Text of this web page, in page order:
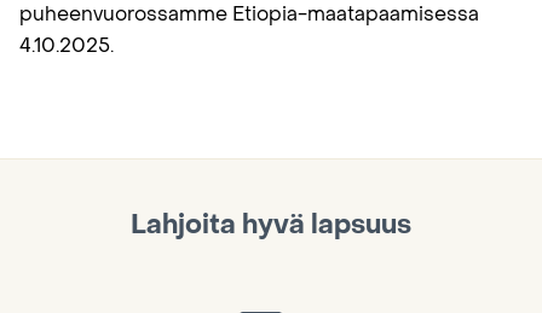
puheenvuorossamme Etiopia-maatapaamisessa
4.10.2025.
Lahjoita hyvä lapsuus